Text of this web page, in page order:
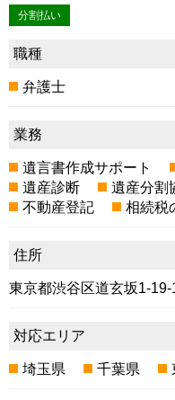
分割払い
職種
弁護士
業務
遺言書作成サポート
遺産診断
遺産分割
不動産登記
相続税
住所
東京都渋谷区道玄坂1-
対応エリア
埼玉県 千葉県